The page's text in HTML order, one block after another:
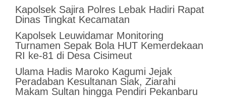
Kapolsek Sajira Polres Lebak Hadiri Rapat
Dinas Tingkat Kecamatan
Kapolsek Leuwidamar Monitoring
Turnamen Sepak Bola HUT Kemerdekaan
RI ke-81 di Desa Cisimeut
Ulama Hadis Maroko Kagumi Jejak
Peradaban Kesultanan Siak, Ziarahi
Makam Sultan hingga Pendiri Pekanbaru